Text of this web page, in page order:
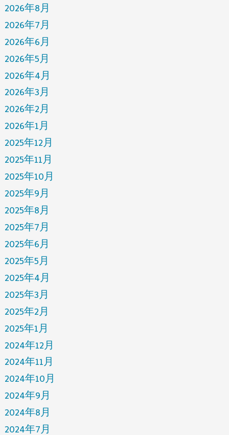
2026年8月
2026年7月
2026年6月
2026年5月
2026年4月
2026年3月
2026年2月
2026年1月
2025年12月
2025年11月
2025年10月
2025年9月
2025年8月
2025年7月
2025年6月
2025年5月
2025年4月
2025年3月
2025年2月
2025年1月
2024年12月
2024年11月
2024年10月
2024年9月
2024年8月
2024年7月